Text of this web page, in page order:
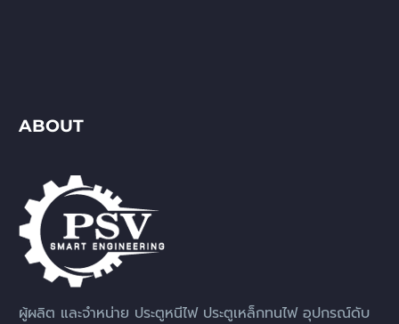
ABOUT
ผู้ผลิต และจำหน่าย ประตูหนีไฟ ประตูเหล็กทนไฟ อุปกรณ์ดับ